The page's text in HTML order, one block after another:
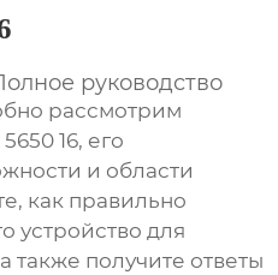
руководство
рассмотрим
16, его
и области
как правильно
устройство для
также получите ответы